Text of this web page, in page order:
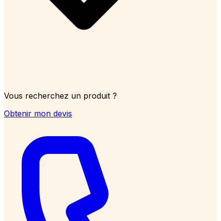
Vous recherchez un produit ?
Obtenir mon devis